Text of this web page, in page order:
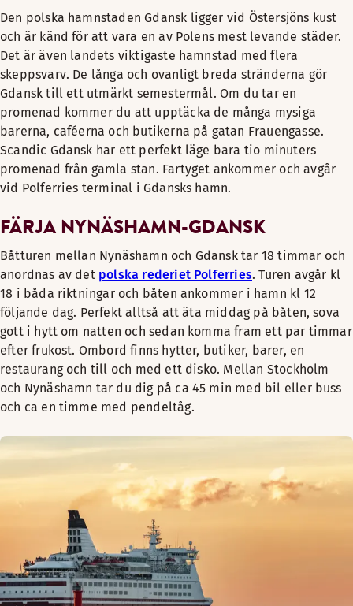
Den polska hamnstaden Gdansk ligger vid Östersjöns kust
och är känd för att vara en av Polens mest levande städer.
Det är även landets viktigaste hamnstad med flera
skeppsvarv. De långa och ovanligt breda stränderna gör
Gdansk till ett utmärkt semestermål. Om du tar en
promenad kommer du att upptäcka de många mysiga
barerna, caféerna och butikerna på gatan Frauengasse.
Scandic Gdansk har ett perfekt läge bara tio minuters
promenad från gamla stan. Fartyget ankommer och avgår
vid Polferries terminal i Gdansks hamn.
FÄRJA NYNÄSHAMN-GDANSK
Båtturen mellan Nynäshamn och Gdansk tar 18 timmar och
anordnas av det polska rederiet Polferries. Turen avgår kl
18 i båda riktningar och båten ankommer i hamn kl 12
följande dag. Perfekt alltså att äta middag på båten, sova
gott i hytt om natten och sedan komma fram ett par timmar
efter frukost. Ombord finns hytter, butiker, barer, en
restaurang och till och med ett disko. Mellan Stockholm
och Nynäshamn tar du dig på ca 45 min med bil eller buss
och ca en timme med pendeltåg.